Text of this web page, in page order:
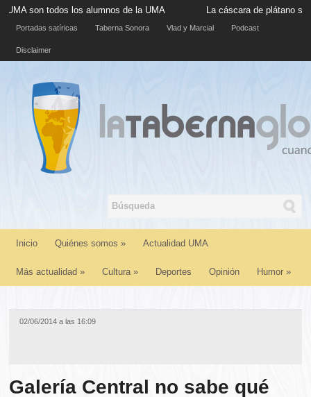
los alumnos de la UMA La cáscara de plátano situada en la
Portadas satíricas Taberna Sonora Vlad y Marcial Podcast
Disclaimer
Inicio Quiénes somos » Actualidad UMA
Más actualidad » Cultura» Deportes Opinión Humor »
02/06/2014 a las 16:09
Galería Central no sabe qué